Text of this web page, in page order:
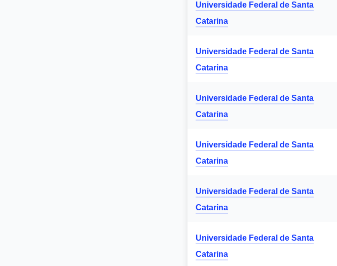
Universidade Federal de Santa
Catarina
Universidade Federal de Santa
Catarina
Universidade Federal de Santa
Catarina
Universidade Federal de Santa
Catarina
Universidade Federal de Santa
Catarina
Universidade Federal de Santa
Catarina